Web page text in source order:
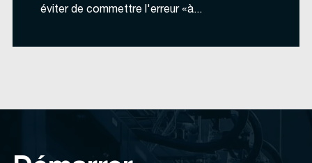
éviter de commettre l'erreur «à...